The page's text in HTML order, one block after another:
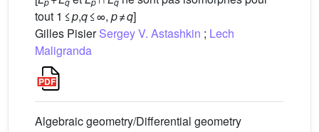
tout 1 ≤p,q≤ ∞, p≠q]
Gilles PisierSergey V. Astashkin ; Lech
Maligranda
Algebraic geometry/Differential geometry